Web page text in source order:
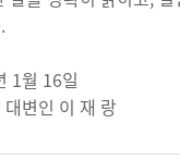
1월 16일
대변인 이 재 랑